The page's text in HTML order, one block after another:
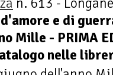
e di
Mille - PRIMA
nelle